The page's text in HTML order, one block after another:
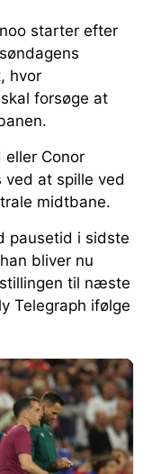
starter efter
hvor
forsøge at
eller Conor
ved at spille ved
midtbane.
pausetid i sidste
bliver nu
til næste
Telegraph ifølge